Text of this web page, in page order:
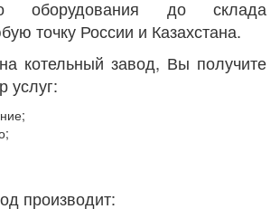
оборудования до склада
точку России и Казахстана.
котельный завод, Вы получите
услуг:
производит: